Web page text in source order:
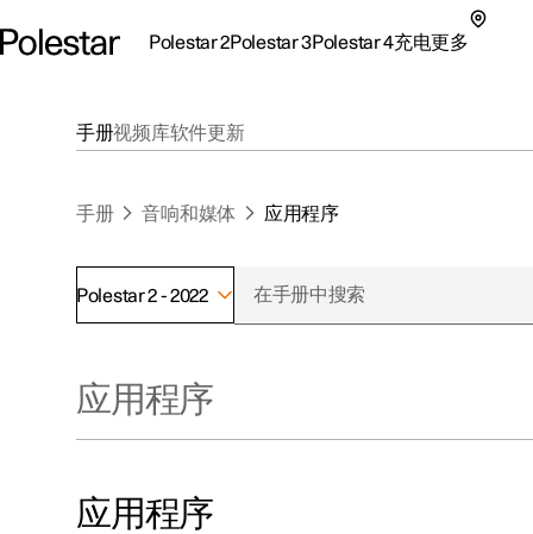
Polestar 2Polestar 3Polestar 4充电更多
探索Polestar 2
联系我们
极星官方二手车
探索Polestar 3
联系我们
探索Polestar 4
探索充电
公共充电
家庭充电
车主服务
新闻
手册视频库软件更新
手册 音响和媒体 应用程序
Polestar 2 - 2022
应用程序
应用程序